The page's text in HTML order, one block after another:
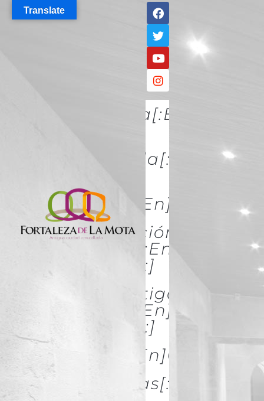
[:es]Conócela[:en]KNOW
[:es]Conservación Y
& Restoration[:]
[:es]Investigación Y
Difusión[:en]Research
& Spread[:]
Translate